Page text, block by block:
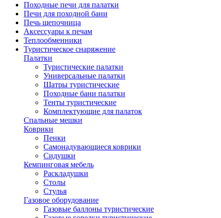
Походные печи для палатки
Печи для походной бани
Печь щепочница
Аксессуары к печам
Теплообменники
Туристическое снаряжение
Палатки
Туристические палатки
Универсальные палатки
Шатры туристические
Походные бани палатки
Тенты туристические
Комплектующие для палаток
Спальные мешки
Коврики
Пенки
Самонадувающиеся коврики
Сидушки
Кемпинговая мебель
Раскладушки
Столы
Стулья
Газовое оборудование
Газовые баллоны туристические